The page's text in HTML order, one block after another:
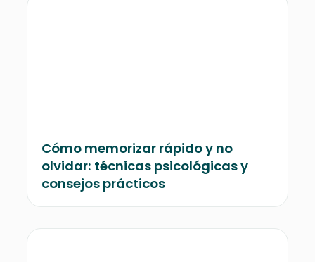
Cómo memorizar rápido y no
olvidar: técnicas psicológicas y
consejos prácticos